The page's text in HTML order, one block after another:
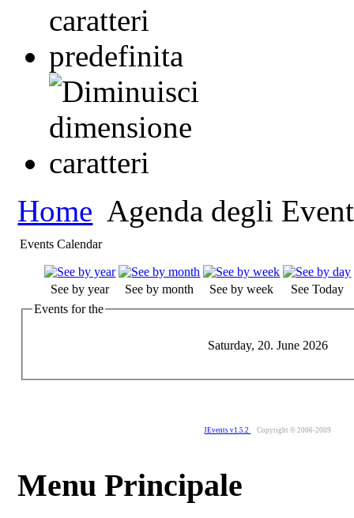
Home Agenda degli
Events Calendar
See by year See by month See by week
See Today
Events for the
Saturday, 20. June 2026
JEvents v1.5.2 Copyright © 2006-2009
Menu Principale